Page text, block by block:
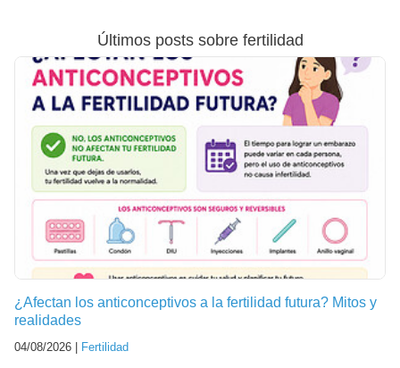
Últimos posts sobre fertilidad
¿Afectan los anticonceptivos a la fertilidad futura? Mitos y
realidades
04/08/2026 | Fertilidad